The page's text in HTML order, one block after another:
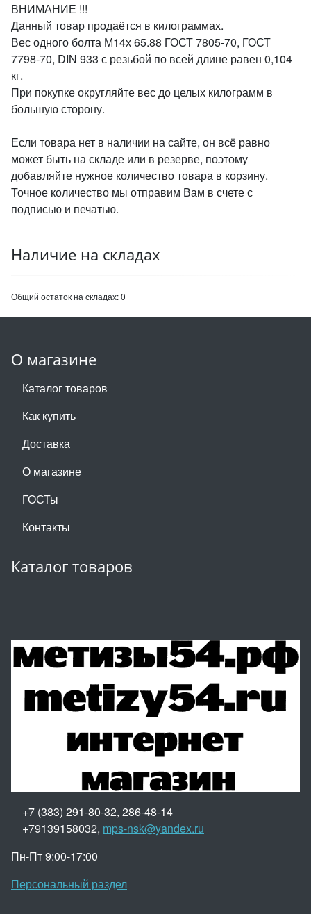
ВНИМАНИЕ !!!
Данный товар продаётся в килограммах.
Вес одного болта М14х 65.88 ГОСТ 7805-70, ГОСТ
7798-70, DIN 933 с резьбой по всей длине равен 0,104
кг.
При покупке округляйте вес до целых килограмм в
большую сторону.
Если товара нет в наличии на сайте, он всё равно
может быть на складе или в резерве, поэтому
добавляйте нужное количество товара в корзину.
Точное количество мы отправим Вам в счете с
подписью и печатью.
Наличие на складах
Общий остаток на складах:0
О магазине
Каталог товаров
Как купить
Доставка
О магазине
ГОСТы
Контакты
Каталог товаров
+7 (383) 291-80-32, 286-48-14
+79139158032, mps-nsk@yandex.ru
Пн-Пт 9:00-17:00
Персональный раздел